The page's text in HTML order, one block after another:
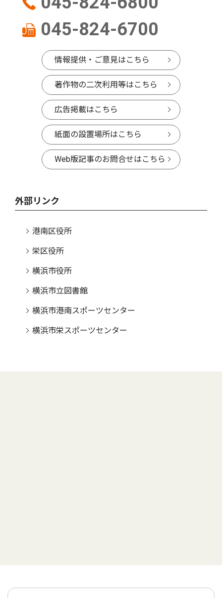
045-824-6700
情報提供・ご意見はこちら
著作物の二次利用等はこちら
広告掲載はこちら
紙面の設置場所はこちら
Web版記事のお問合せはこちら
外部リンク
港南区役所
栄区役所
横浜市役所
横浜市立図書館
横浜市港南スポーツセンター
横浜市栄スポーツセンター